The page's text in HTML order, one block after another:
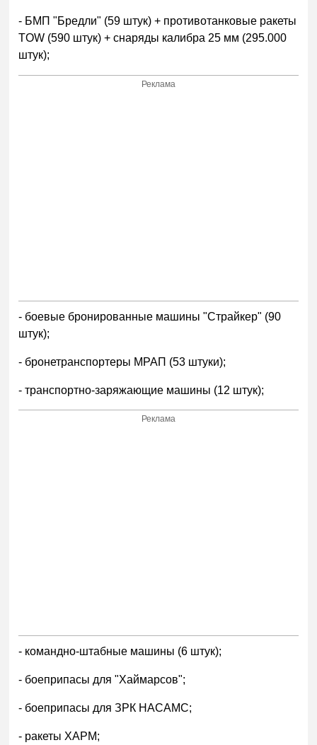
- БМП "Бредли" (59 штук) + противотанковые ракеты
TOW (590 штук) + снаряды калибра 25 мм (295.000
штук);
Реклама
- боевые бронированные машины "Страйкер" (90
штук);
- бронетранспортеры МРАП (53 штуки);
- транспортно-заряжающие машины (12 штук);
Реклама
- командно-штабные машины (6 штук);
- боеприпасы для "Хаймарсов";
- боеприпасы для ЗРК НАСАМС;
- ракеты ХАРМ;